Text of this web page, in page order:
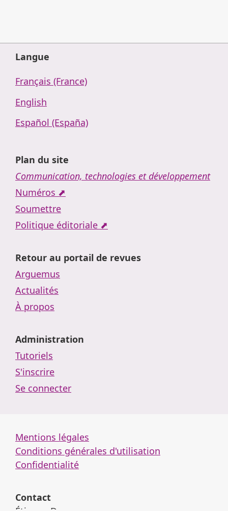
Langue
Français (France)
English
Español (España)
Plan du site
Communication, technologies et développement
Numéros ⬈
Soumettre
Politique éditoriale ⬈
Retour au portail de revues
Arguemus
Actualités
À propos
Administration
Tutoriels
S'inscrire
Se connecter
Mentions légales
Conditions générales d'utilisation
Confidentialité
Contact